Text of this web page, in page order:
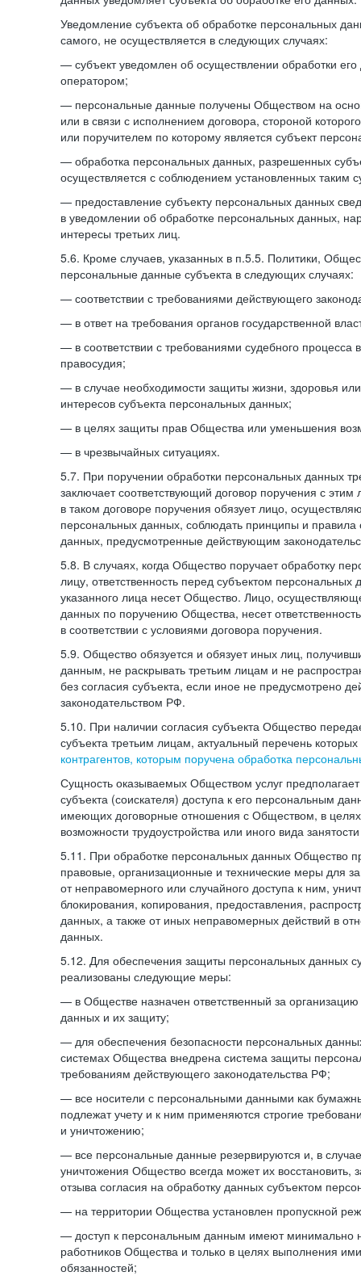
Уведомление субъекта об обработке персональных
самого, не осуществляется в следующих случаях:
— субъект уведомлен об осуществлении обработки
оператором;
— персональные данные получены Обществом на
или в связи с исполнением договора, стороной
или поручителем по которому является субъект
— обработка персональных данных, разрешенных
осуществляется с соблюдением установленных таким
— предоставление субъекту персональных данных
в уведомлении об обработке персональных данных,
интересы третьих лиц.
5.6. Кроме случаев, указанных в п.5.5. Политики,
персональные данные субъекта в следующих случаях:
— соответствии с требованиями действующего
— в ответ на требования органов государственной
— в соответствии с требованиями судебного процесса
правосудия;
— в случае необходимости защиты жизни, здоровья
интересов субъекта персональных данных;
— в целях защиты прав Общества или уменьшения
— в чрезвычайных ситуациях.
5.7. При поручении обработки персональных данных
заключает соответствующий договор поручения с
в таком договоре поручения обязует лицо,
персональных данных, соблюдать принципы и правила
данных, предусмотренные действующим
5.8. В случаях, когда Общество поручает обработку
лицу, ответственность перед субъектом персональных
указанного лица несет Общество. Лицо,
данных по поручению Общества, несет
в соответствии с условиями договора поручения.
5.9. Общество обязуется и обязует иных лиц,
данным, не раскрывать третьим лицам и не
без согласия субъекта, если иное не предусмотрено
законодательством РФ.
5.10. При наличии согласия субъекта Общество
субъекта третьим лицам, актуальный перечень
контрагентов, которым поручена обработка
Сущность оказываемых Обществом услуг
субъекта (соискателя) доступа к его персональным
имеющих договорные отношения с Обществом, в
возможности трудоустройства или иного вида
5.11. При обработке персональных данных Общество
правовые, организационные и технические меры для
от неправомерного или случайного доступа к ним,
блокирования, копирования, предоставления,
данных, а также от иных неправомерных действий в
данных.
5.12. Для обеспечения защиты персональных данных
реализованы следующие меры:
— в Обществе назначен ответственный за
данных и их защиту;
— для обеспечения безопасности персональных
системах Общества внедрена система защиты
требованиям действующего законодательства РФ;
— все носители с персональными данными как
подлежат учету и к ним применяются строгие
и уничтожению;
— все персональные данные резервируются и, в
уничтожения Общество всегда может их восстановить,
отзыва согласия на обработку данных субъектом
— на территории Общества установлен пропускной
— доступ к персональным данным имеют минимально
работников Общества и только в целях выполнения
обязанностей;